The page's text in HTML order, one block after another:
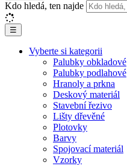
Kdo hledá, ten najde
☰
Vyberte si kategorii
Palubky obkladové
Palubky podlahové
Hranoly a prkna
Deskový materiál
Stavební řezivo
Lišty dřevěné
Plotovky
Barvy
Spojovací materiál
Vzorky